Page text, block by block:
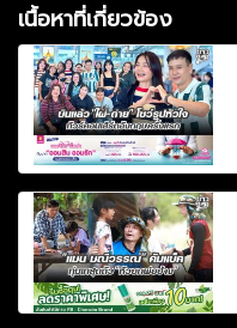
เนื้อหาที่เกี่ยวข้อง